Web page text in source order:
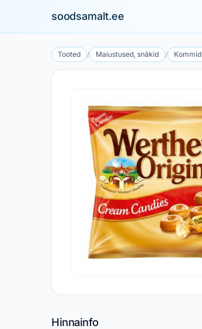
soodsamalt.ee
Tooted / Maiustused, snäkid / Kommid
Hinnainfo